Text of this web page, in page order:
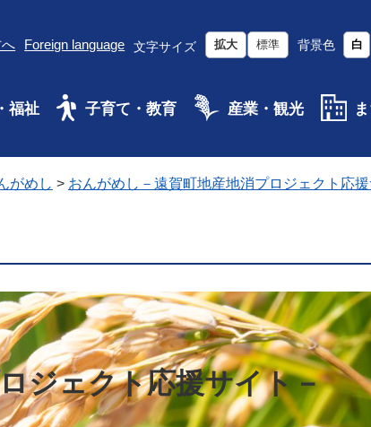
Foreign language 文字サイズ 拡大 標準 背景色 白
福祉 子育て・教育 産業・観光
がめし > おんがめし－遠賀町地産地消プロジェクト応援
ジェクト応援サイト－